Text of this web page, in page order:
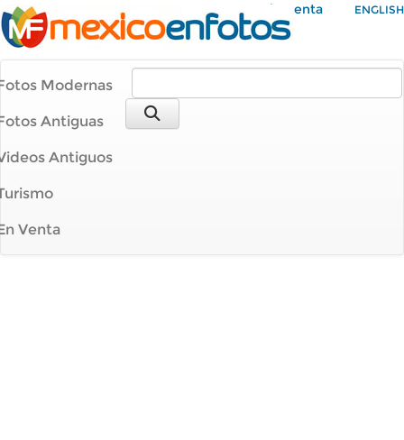
Mi Cuenta ENGLISH
Modernas
Antiguas
Antiguos
Venta